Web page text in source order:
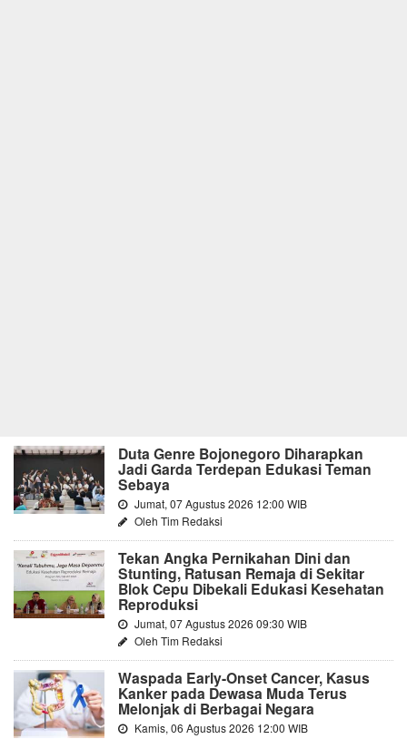
Duta Genre Bojonegoro Diharapkan
Jadi Garda Terdepan Edukasi Teman
Sebaya
Jumat, 07 Agustus 2026 12:00 WIB
Oleh Tim Redaksi
Tekan Angka Pernikahan Dini dan
Stunting, Ratusan Remaja di Sekitar
Blok Cepu Dibekali Edukasi Kesehatan
Reproduksi
Jumat, 07 Agustus 2026 09:30 WIB
Oleh Tim Redaksi
Waspada Early-Onset Cancer, Kasus
Kanker pada Dewasa Muda Terus
Melonjak di Berbagai Negara
Kamis, 06 Agustus 2026 12:00 WIB